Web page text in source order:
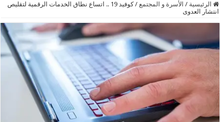
الرئيسية / الأسرة و المجتمع /
كوفيد 19 .. اتساع نطاق الخدمات الرقمية لتقليص
انتشار العدوى